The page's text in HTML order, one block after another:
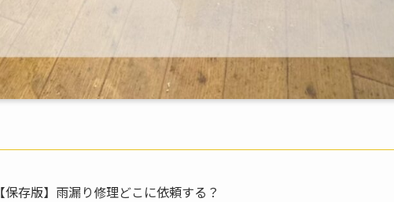
【保存版】雨漏り修理どこに依頼する？